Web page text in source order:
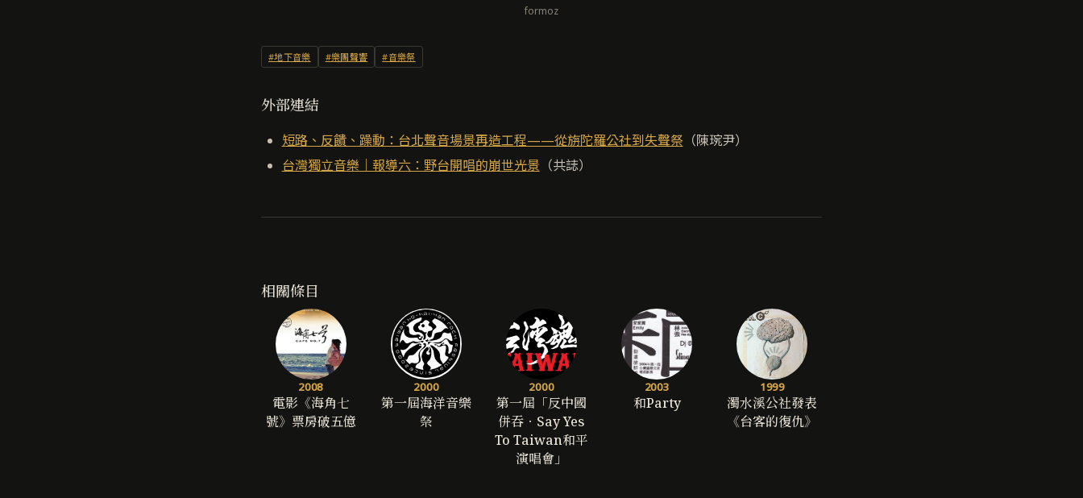
formoz
#地下音樂 #樂團聲響 #音樂祭
外部連結
短路、反饋、躁動：台北聲音場景再造工程——從旃陀羅公社到失聲祭（陳琬尹）
台灣獨立音樂｜報導六：野台開唱的崩世光景 （共誌）
相關條目
2008
電影《海角七
號》票房破五億
2000
第一屆海洋音樂
祭
2000
第一屆「反中國
併吞‧Say Yes
To Taiwan和平
演唱會」
2003
和Party
1999
濁水溪公社發表
《台客的復仇》